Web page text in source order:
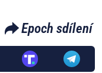
Epoch sdílení